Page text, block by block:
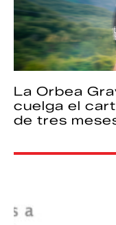
La Orbea
cuelga el
de tres